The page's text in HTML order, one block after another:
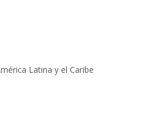
Latina y el Caribe